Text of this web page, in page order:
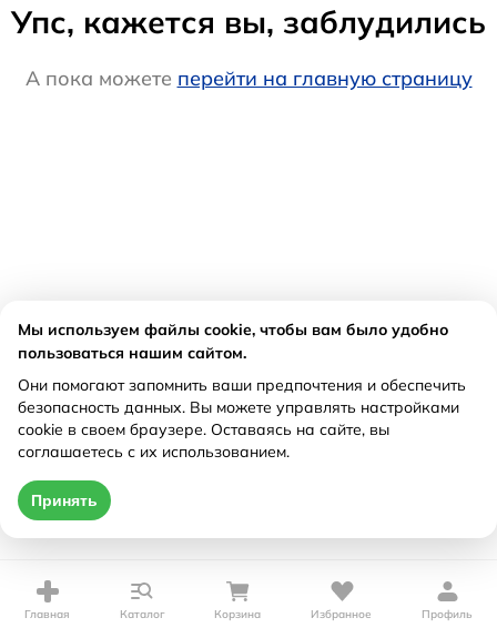
Упс, кажется вы, заблудились
А пока можете перейти на главную страницу
Главная Каталог Корзина Избранное Профиль
Мы используем файлы cookie, чтобы вам было удобно
пользоваться нашим сайтом.
Они помогают запомнить ваши предпочтения и обеспечить
безопасность данных. Вы можете управлять настройками
cookie в своем браузере. Оставаясь на сайте, вы
соглашаетесь с их использованием.
Принять